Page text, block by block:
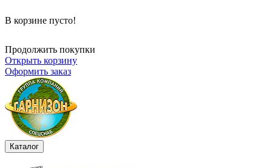
В корзине пусто!
Продолжить покупки
Открыть корзину
Оформить заказ
Каталог